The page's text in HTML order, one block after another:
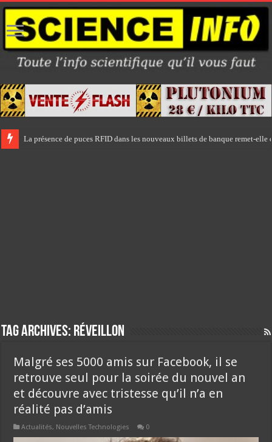
La présence de puces RFID dans les nouveaux billets de banque remet-
Tag Archives: réveillon
Malgré ses 5000 amis sur Facebook, il se
retrouve seul pour la soirée du nouvel an
et découvre avec tristesse qu’il n’a en
réalité pas d’amis
Actualités, Nouvelles Technologies 0